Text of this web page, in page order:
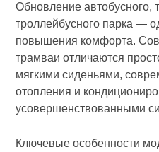
Обновление автобусного,
троллейбусного парка —
повышения комфорта.
трамваи отличаются
мягкими сиденьями,
отопления и
усовершенствованными
Ключевые особенности